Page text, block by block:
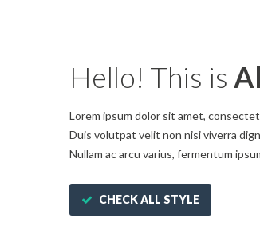
Hello! This is
Lorem ipsum dolor sit amet,
Duis volutpat velit non nisi viverra
Nullam ac arcu varius, fermentum
CHECK ALL STYLE